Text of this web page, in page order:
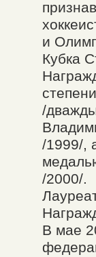
и
Кубка
/
/1999/,
/2000/.
В мае